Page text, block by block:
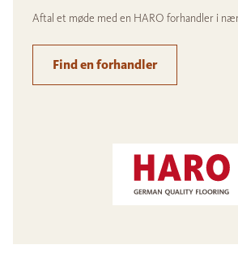
Aftal et møde med en HARO forhandler i
Find en forhandler